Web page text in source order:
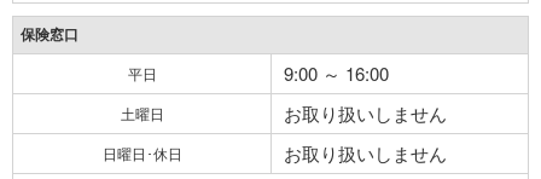
保険窓口
平日 9:00 ～ 16:00
土曜日 お取り扱いしません
日曜日･休日 お取り扱いしません